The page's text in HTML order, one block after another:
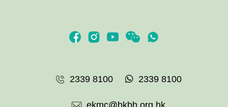
2339 8100 2339 8100
ekmc@hkbh.org.hk